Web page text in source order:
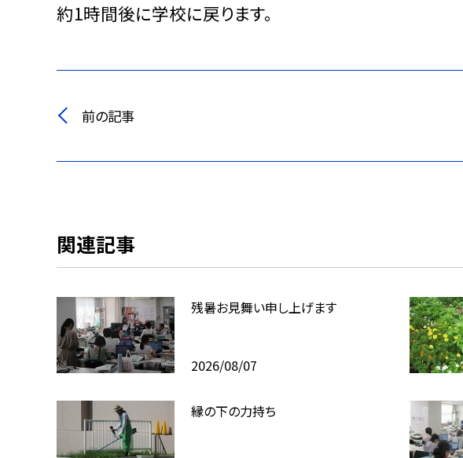
約1時間後に学校に戻ります。
前の記事
関連記事
残暑お見舞い申し上げます
2026/08/07
縁の下の力持ち